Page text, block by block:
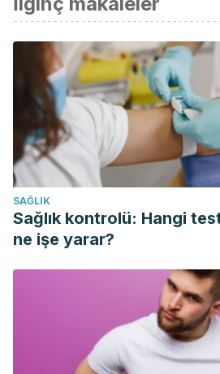
Davidson, J. R. T., Foa, E. B.,
(2002). Hyperhidrosis in social
Neuro-Psychopharmacology and
Psychiatry,26(7–8), 1327–1331.
https://doi.org/10.1016/S0278-
Armstrong M, Aziz N, Fingeret A.
Function. [Updated 2019 Jun 28].
Treasure Island (FL): StatPearls
Available from:
https://www.ncbi.nlm.nih.gov/
Gobbi, P. G., Pieresca, C.,
D., Rossi, A., … Ascari, E. (1990).
disease A manifestation of
Cancer, 65(9), 2074–2077. https://
0142(19900501)65:9<2074::AID-
CNCR2820650931>3.0.CO;2-O
SAĞLIK
Sağlık kontrolü: Hangi
ne işe yarar?